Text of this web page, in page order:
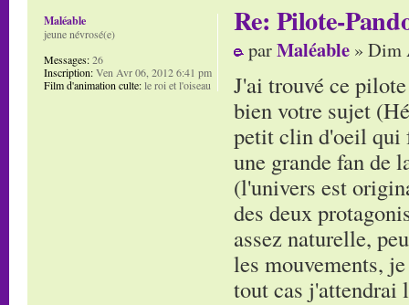
Re: Pilote-
parMaléable » Dim
J'ai trouvé ce
bien votre sujet
petit clin d'oeil qui
une grande fan de
(l'univers est
des deux
assez naturelle,
les mouvements,
tout cas j'attendrai
Maléable
jeune névrosé(e)
Messages:26
Inscription:Ven Avr 06, 2012 6:41 pm
Film d'animation culte:le roi et l'oiseau